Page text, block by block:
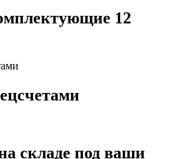
12
складе под ваши